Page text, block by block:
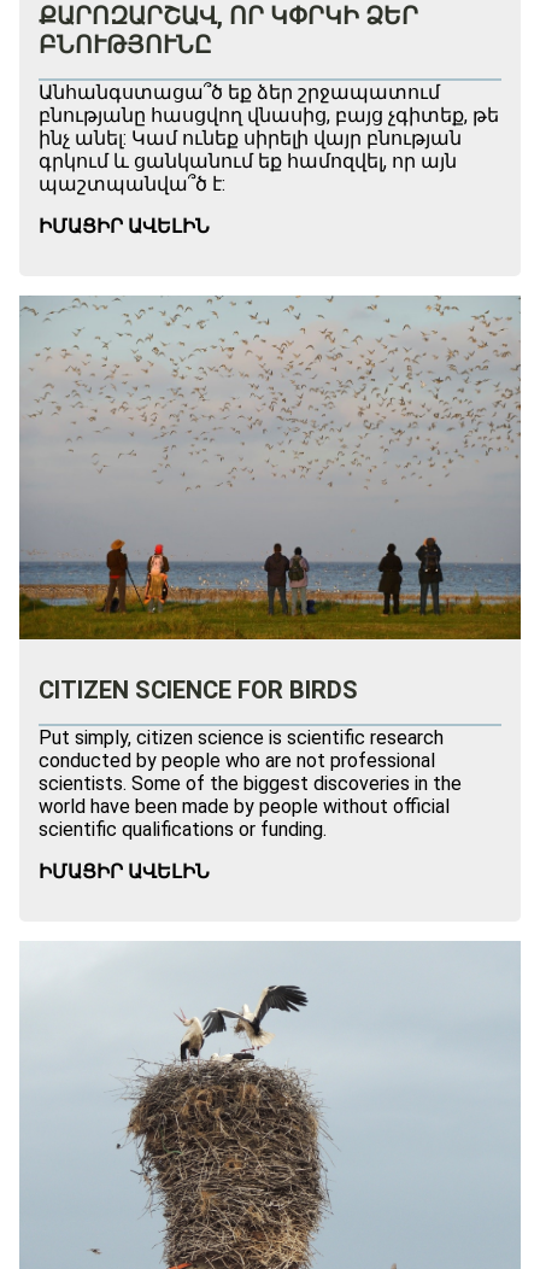
ՔԱՐՈԶԱՐՇԱՎ, ՈՐ ԿՓՐԿԻ ՁԵՐ
ԲՆՈՒԹՅՈՒՆԸ
Անհանգստացա՞ծ եք ձեր շրջապատում
բնությանը հասցվող վնասից, բայց չգիտեք, թե
ինչ անել: Կամ ունեք սիրելի վայր բնության
գրկում և ցանկանում եք համոզվել, որ այն
պաշտպանվա՞ծ է:
ԻՄԱՑԻՐ ԱՎԵԼԻՆ
CITIZEN SCIENCE FOR BIRDS
Put simply, citizen science is scientific research
conducted by people who are not professional
scientists. Some of the biggest discoveries in the
world have been made by people without official
scientific qualifications or funding.
ԻՄԱՑԻՐ ԱՎԵԼԻՆ